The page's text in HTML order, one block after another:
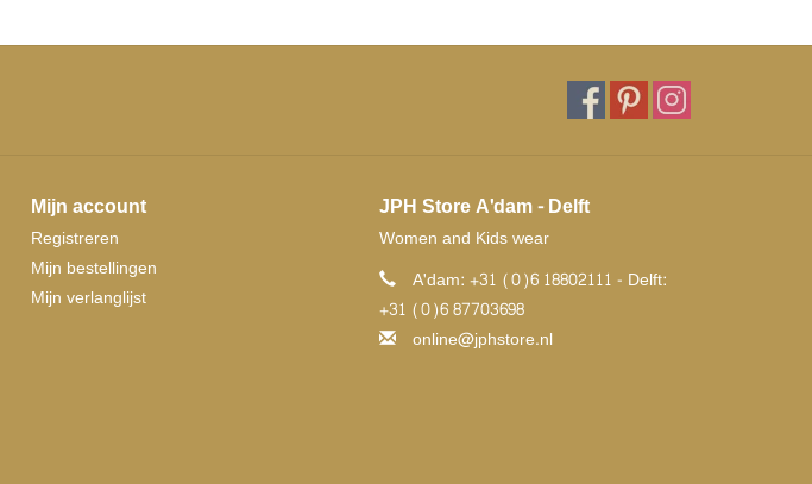
Mijn account
Registreren
Mijn bestellingen
Mijn verlanglijst
JPH Store A'dam - Delft
Women and Kids wear
A'dam: +31 (0)6 18802111 - Delft:
+31 (0)6 87703698
online@jphstore.nl